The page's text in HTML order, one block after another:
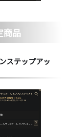
商品
ステップアッ